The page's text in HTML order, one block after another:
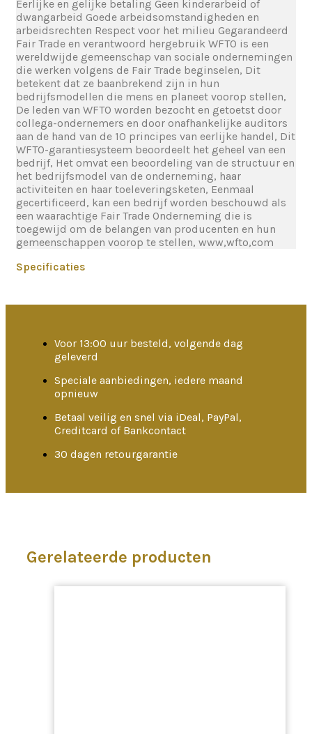
Eerlijke en gelijke betaling Geen kinderarbeid of
dwangarbeid Goede arbeidsomstandigheden en
arbeidsrechten Respect voor het milieu Gegarandeerd
Fair Trade en verantwoord hergebruik WFTO is een
wereldwijde gemeenschap van sociale ondernemingen
die werken volgens de Fair Trade beginselen, Dit
betekent dat ze baanbrekend zijn in hun
bedrijfsmodellen die mens en planeet voorop stellen,
De leden van WFTO worden bezocht en getoetst door
collega-ondernemers en door onafhankelijke auditors
aan de hand van de 10 principes van eerlijke handel, Dit
WFTO-garantiesysteem beoordeelt het geheel van een
bedrijf, Het omvat een beoordeling van de structuur en
het bedrijfsmodel van de onderneming, haar
activiteiten en haar toeleveringsketen, Eenmaal
gecertificeerd, kan een bedrijf worden beschouwd als
een waarachtige Fair Trade Onderneming die is
toegewijd om de belangen van producenten en hun
gemeenschappen voorop te stellen, www,wfto,com
Specificaties
Voor 13:00 uur besteld, volgende dag
geleverd
Speciale aanbiedingen, iedere maand
opnieuw
Betaal veilig en snel via iDeal, PayPal,
Creditcard of Bankcontact
30 dagen retourgarantie
Gerelateerde producten